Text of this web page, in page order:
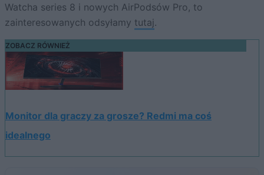
Watcha series 8 i nowych AirPodsów Pro, to
zainteresowanych odsyłamy tutaj.
ZOBACZ RÓWNIEŻ
Monitor dla graczy za grosze? Redmi ma coś
idealnego